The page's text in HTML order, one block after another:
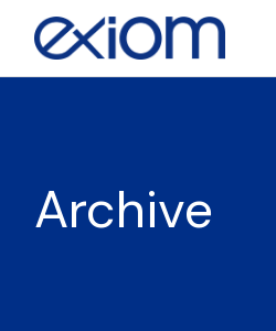
content
Archive